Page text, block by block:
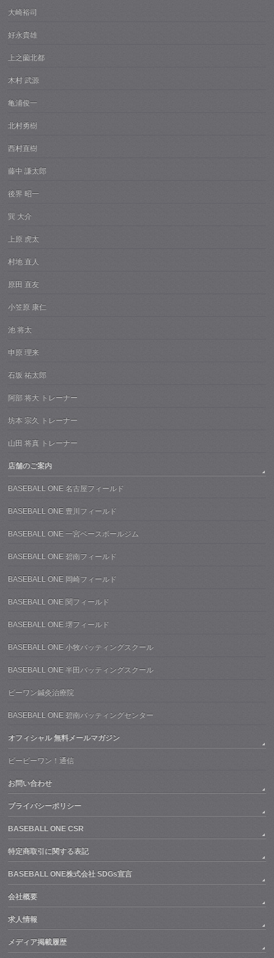
大崎裕司
好永貴雄
上之薗北都
木村 武源
亀浦俊一
北村勇樹
西村直樹
藤中 謙太郎
後界 昭一
巽 大介
上原 虎太
村地 直人
原田 直友
小笠原 康仁
池 将太
申原 理来
石坂 祐太郎
阿部 将大 トレーナー
坊本 宗久 トレーナー
山田 将真 トレーナー
店舗のご案内
BASEBALL ONE 名古屋フィールド
BASEBALL ONE 豊川フィールド
BASEBALL ONE 一宮ベースボールジム
BASEBALL ONE 碧南フィールド
BASEBALL ONE 岡崎フィールド
BASEBALL ONE 関フィールド
BASEBALL ONE 堺フィールド
BASEBALL ONE 小牧バッティングスクール
BASEBALL ONE 半田バッティングスクール
ビーワン鍼灸治療院
BASEBALL ONE 碧南バッティングセンター
オフィシャル 無料メールマガジン
ビービーワン！通信
お問い合わせ
プライバシーポリシー
BASEBALL ONE CSR
特定商取引に関する表記
BASEBALL ONE株式会社 SDGs宣言
会社概要
求人情報
メディア掲載履歴